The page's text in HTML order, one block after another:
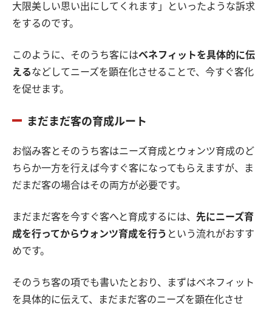
大限美しい思い出にしてくれます」といったような訴求
をするのです。
このように、そのうち客にはベネフィットを具体的に伝
えるなどしてニーズを顕在化させることで、今すぐ客化
を促せます。
まだまだ客の育成ルート
お悩み客とそのうち客はニーズ育成とウォンツ育成のど
ちらか一方を行えば今すぐ客になってもらえますが、ま
だまだ客の場合はその両方が必要です。
まだまだ客を今すぐ客へと育成するには、 先にニーズ育
成を行ってからウォンツ育成を行う という流れがおすす
めです。
そのうち客の項でも書いたとおり、まずはベネフィット
を具体的に伝えて、まだまだ客のニーズを顕在化させ